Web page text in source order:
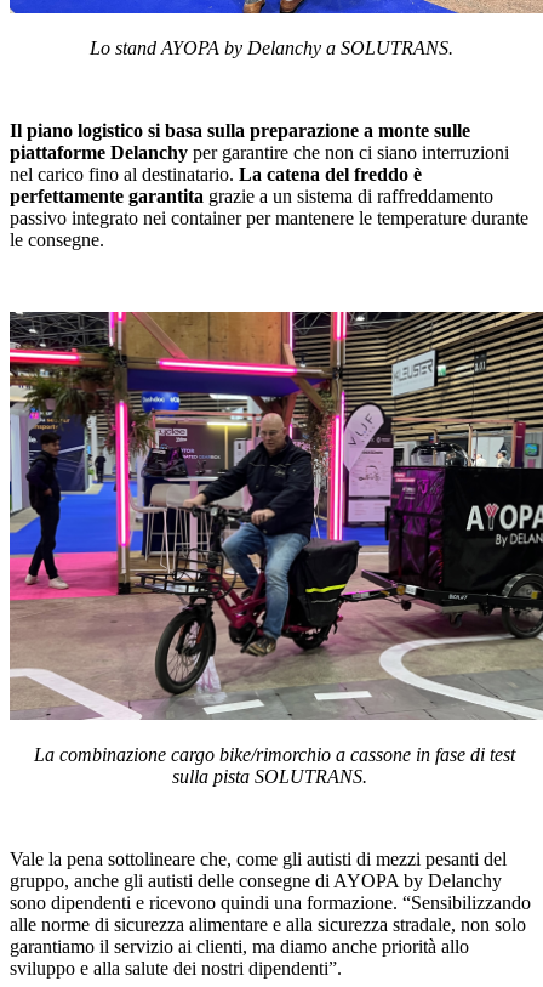
Lo stand AYOPA by Delanchy a SOLUTRANS.
Il piano logistico si basa sulla preparazione a monte sulle
piattaforme Delanchy per garantire che non ci siano interruzioni
nel carico fino al destinatario. La catena del freddo è
perfettamente garantita grazie a un sistema di raffreddamento
passivo integrato nei container per mantenere le temperature durante
le consegne.
La combinazione cargo bike/rimorchio a cassone in fase di test
sulla pista SOLUTRANS.
Vale la pena sottolineare che, come gli autisti di mezzi pesanti del
gruppo, anche gli autisti delle consegne di AYOPA by Delanchy
sono dipendenti e ricevono quindi una formazione. “Sensibilizzando
alle norme di sicurezza alimentare e alla sicurezza stradale, non solo
garantiamo il servizio ai clienti, ma diamo anche priorità allo
sviluppo e alla salute dei nostri dipendenti”.